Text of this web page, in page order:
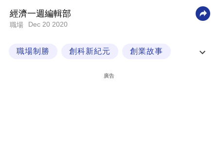
科
技
經濟一週編輯部
職場 Dec 20 2020
職場制勝 創科新紀元 創業故事
廣告